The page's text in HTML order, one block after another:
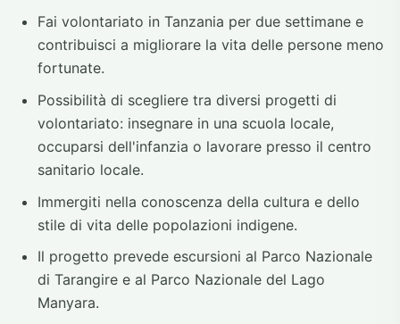
Fai volontariato in Tanzania per due settimane e
contribuisci a migliorare la vita delle persone meno
fortunate.
Possibilità di scegliere tra diversi progetti di
volontariato: insegnare in una scuola locale,
occuparsi dell'infanzia o lavorare presso il centro
sanitario locale.
Immergiti nella conoscenza della cultura e dello
stile di vita delle popolazioni indigene.
Il progetto prevede escursioni al Parco Nazionale
di Tarangire e al Parco Nazionale del Lago
Manyara.